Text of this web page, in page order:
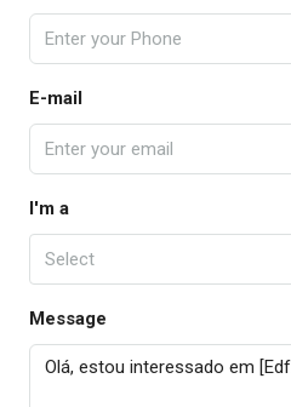
E-mail
I'm a
Select
Message